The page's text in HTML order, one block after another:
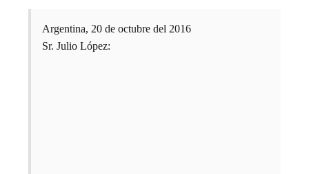
Argentina, 20 de octubre del 2016
Sr. Julio López: